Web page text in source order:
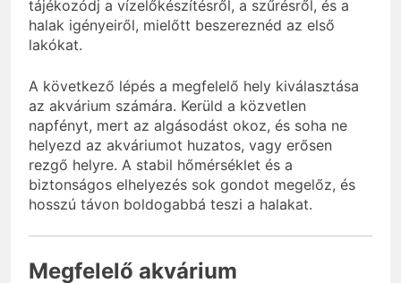
tájékozódj a vízelőkészítésről, a szűrésről, és a
halak igényeiről, mielőtt beszereznéd az első
lakókat.
A következő lépés a megfelelő hely kiválasztása
az akvárium számára. Kerüld a közvetlen
napfényt, mert az algásodást okoz, és soha ne
helyezd az akváriumot huzatos, vagy erősen
rezgő helyre. A stabil hőmérséklet és a
biztonságos elhelyezés sok gondot megelőz, és
hosszú távon boldogabbá teszi a halakat.
Megfelelő akvárium